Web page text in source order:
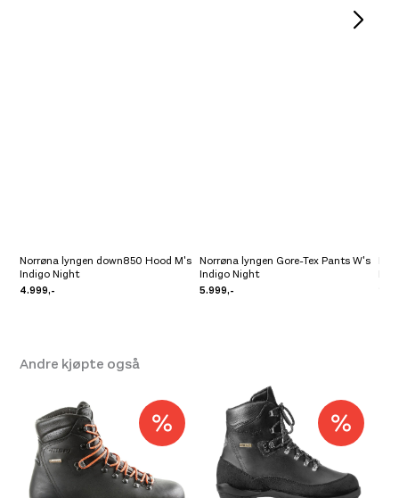
Norrøna lyngen down850 Hood M's
Indigo Night
4.999,-
Norrøna lyngen Gore-Tex Pants W's
Indigo Night
5.999,-
Andre kjøpte også